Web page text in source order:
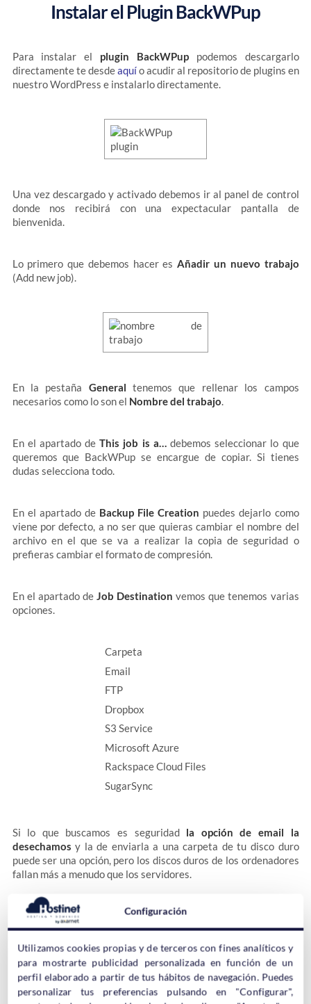
Instalar el Plugin BackWPup
Para instalar el plugin BackWPuppodemos descargarlo
directamente te desdeaquío acudir al repositorio de plugins en
nuestro WordPress e instalarlo directamente.
Una vez descargado y activado debemos ir al panel de control
donde nos recibirá con una expectacular pantalla de
bienvenida.
Lo primero que debemos hacer esAñadir un nuevo trabajo
(Add new job).
En la pestaña General tenemos que rellenar los campos
necesarios como lo son el Nombre del trabajo.
En el apartado deThis job is a…debemos seleccionar lo que
queremos que BackWPup se encargue de copiar. Si tienes
dudas selecciona todo.
En el apartado de Backup File Creation puedes dejarlo como
viene por defecto, a no ser que quieras cambiar el nombre del
archivo en el que se va a realizar la copia de seguridad o
prefieras cambiar el formato de compresión.
En el apartado de Job Destination vemos que tenemos varias
opciones.
Carpeta
Email
FTP
Dropbox
S3 Service
Microsoft Azure
Rackspace Cloud Files
SugarSync
Si lo que buscamos es seguridad la opción de email la
desechamosy la de enviarla a una carpeta de tu disco duro
puede ser una opción, pero los discos duros de los ordenadores
fallan más a menudo que los servidores.
Como podemos ver podemos seleccionar la opción de
S3 (S3 Servide)que es de la que estamos hablando, pero si lo
prefieres puedes usar Dropbox, Azure, o cualquiera de las otras
opciones. Nosotros vamos a seleccionar
S3
Configuración
Utilizamos cookies propias y de terceros con fines analíticos y
para mostrarte publicidad personalizada en función de un
perfil elaborado a partir de tus hábitos de navegación. Puedes
personalizar tus preferencias pulsando en "Configurar",